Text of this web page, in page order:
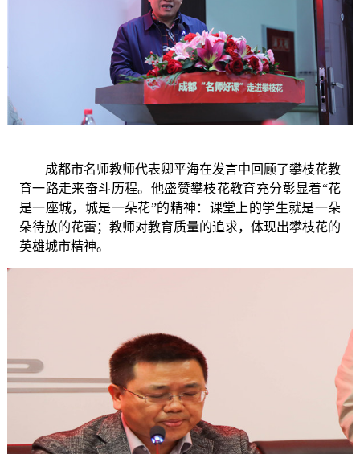
成都市名师教师代表卿平海在发言中回顾了攀枝花教
育一路走来奋斗历程。他盛赞攀枝花教育充分彰显着“花
是一座城，城是一朵花”的精神： 课堂上的学生就是一朵
朵待放的花蕾； 教师对教育质量的追求，体现出攀枝花的
英雄城市精神。